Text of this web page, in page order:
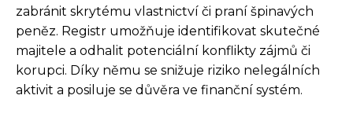
zabránit skrytému vlastnictví či praní špinavých
peněz. Registr umožňuje identifikovat skutečné
majitele a odhalit potenciální konflikty zájmů či
korupci. Díky němu se snižuje riziko nelegálních
aktivit a posiluje se důvěra ve finanční systém.